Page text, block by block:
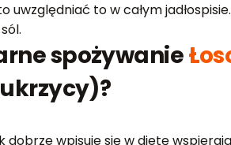
uwzględniać to w całym
spożywanie
dobrze wpisuje się w dietę